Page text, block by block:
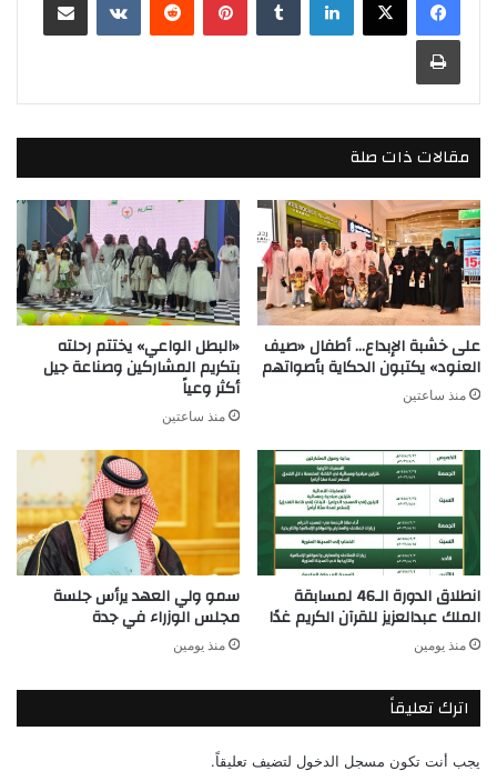
طباعة
مقالات ذات صلة
على خشبة الإبداع… أطفال «صيف
العنود» يكتبون الحكاية بأصواتهم
منذ ساعتين
«البطل الواعي» يختتم رحلته
بتكريم المشاركين وصناعة جيل
أكثر وعياً
منذ ساعتين
انطلاق الدورة الـ46 لمسابقة
الملك عبدالعزيز للقرآن الكريم غدًا
منذ يومين
سمو ولي العهد يرأس جلسة
مجلس الوزراء في جدة
منذ يومين
اترك تعليقاً
يجب أنت تكون مسجل الدخول لتضيف تعليقاً.